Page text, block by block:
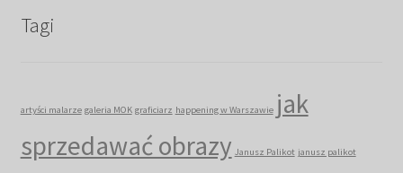
Tagi
artyści malarze galeria MOK graficiarz happening w Warszawie jak
sprzedawać obrazy Janusz Palikot janusz palikot